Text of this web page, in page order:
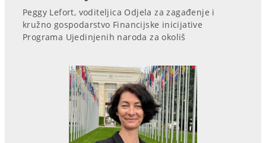
Peggy Lefort, voditeljica Odjela za zagađenje i
kružno gospodarstvo Financijske inicijative
Programa Ujedinjenih naroda za okoliš